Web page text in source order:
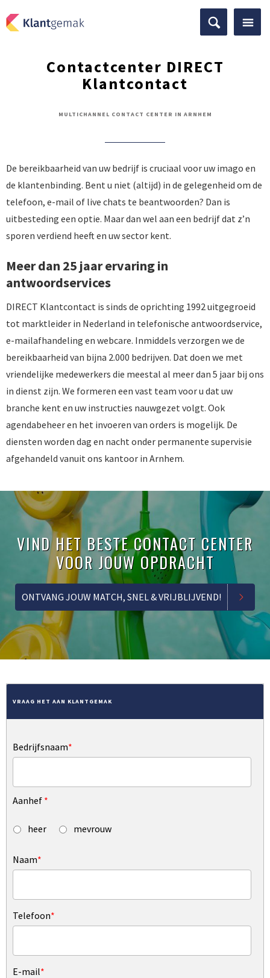
Contactcenter DIRECT
Klantcontact
MULTICHANNEL CONTACT CENTER IN ARNHEM
De bereikbaarheid van uw bedrijf is cruciaal voor uw imago en
de klantenbinding. Bent u niet (altijd) in de gelegenheid om de
telefoon, e-mail of live chats te beantwoorden? Dan is
uitbesteding een optie. Maar dan wel aan een bedrijf dat z’n
sporen verdiend heeft en uw sector kent.
Meer dan 25 jaar ervaring in
antwoordservices
DIRECT Klantcontact is sinds de oprichting 1992 uitgegroeid
tot marktleider in Nederland in telefonische antwoordservice,
e-mailafhandeling en webcare. Inmiddels verzorgen we de
bereikbaarheid van bijna 2.000 bedrijven. Dat doen we met
vriendelijke medewerkers die meestal al meer dan 5 jaar bij ons
in dienst zijn. We formeren een vast team voor u dat uw
branche kent en uw instructies nauwgezet volgt. Ook
agendabeheer en het invoeren van orders is mogelijk. De
diensten worden dag en nacht onder permanente supervisie
afgehandeld vanuit ons kantoor in Arnhem.
VIND HET BESTE CONTACT CENTER
VOOR JOUW OPDRACHT
ONTVANG JOUW MATCH, SNEL & VRIJBLIJVEND!
VRAAG HET AAN KLANTGEMAK
Bedrijfsnaam*
Aanhef *
heer mevrouw
Naam*
Telefoon*
E-mail*